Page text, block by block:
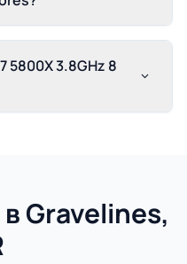
5800X 3.8GHz 8
Gravelines,